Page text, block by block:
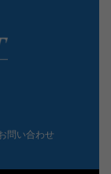
問い合わせ